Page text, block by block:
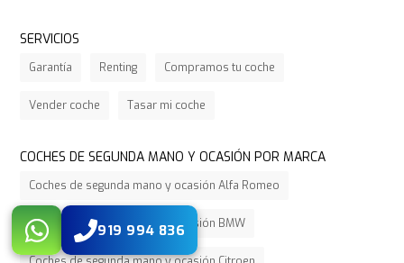
919 994 836
SERVICIOS
Garantía Renting Compramos tu coche
Vender coche Tasar mi coche
COCHES DE SEGUNDA MANO Y OCASIÓN POR MARCA
Coches de segunda mano y ocasión Alfa Romeo
Coches de segunda mano y ocasión BMW